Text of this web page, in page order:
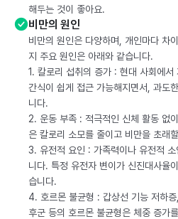
해두는 것이 좋아요.
비만의 원인
비만의 원인은 다양하며, 개인마다 차
지 주요 원인은 아래와 같습니다.
1. 칼로리 섭취의 증가 : 현대 사회에서
간식이 쉽게 접근 가능해지면서, 과도
니다.
2. 운동 부족 : 적극적인 신체 활동 없
은 칼로리 소모를 줄이고 비만을 초래
3. 유전적 요인 : 가족력이나 유전적
니다. 특정 유전자 변이가 신진대사율
습니다.
4. 호르몬 불균형 : 갑상선 기능 저하
후군 등의 호르몬 불균형은 체중 증가